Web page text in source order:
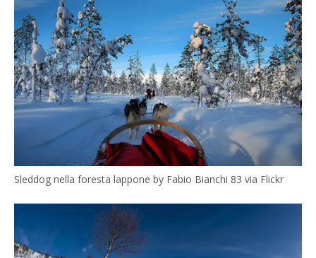
Sleddog nella foresta lappone by Fabio Bianchi 83 via Flickr